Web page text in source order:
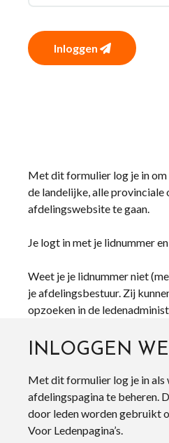
Inloggen
Met dit formulier log je in om
de landelijke, alle provinciale
afdelingswebsite te gaan.
Je logt in met je lidnummer
Weet je je lidnummer niet
je afdelingsbestuur. Zij
opzoeken in de
INLOGGEN
Met dit formulier log je in als
afdelingspagina te beheren.
door leden worden gebruikt
Voor Ledenpagina’s.